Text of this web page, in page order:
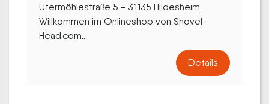
Utermöhlestraße 5 - 31135 Hildesheim
Willkommen im Onlineshop von Shovel-
Head.com...
Details